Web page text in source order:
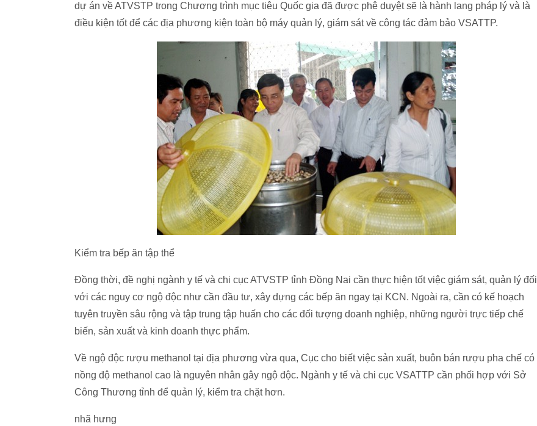
dự án về ATVSTP trong Chương trình mục tiêu Quốc gia đã được phê duyệt sẽ là hành lang pháp lý và là
điều kiện tốt để các địa phương kiện toàn bộ máy quản lý, giám sát về công tác đảm bảo VSATTP.
Kiểm tra bếp ăn tập thể
Đồng thời, đề nghị ngành y tế và chi cục ATVSTP tỉnh Đồng Nai cần thực hiện tốt việc giám sát, quản lý đối
với các nguy cơ ngộ độc như cần đầu tư, xây dựng các bếp ăn ngay tại KCN. Ngoài ra, cần có kế hoạch
tuyên truyền sâu rộng và tập trung tập huấn cho các đối tượng doanh nghiệp, những người trực tiếp chế
biến, sản xuất và kinh doanh thực phẩm.
Về ngộ độc rượu methanol tại địa phương vừa qua, Cục cho biết việc sản xuất, buôn bán rượu pha chế có
nồng độ methanol cao là nguyên nhân gây ngộ độc. Ngành y tế và chi cục VSATTP cần phối hợp với Sở
Công Thương tỉnh để quản lý, kiểm tra chặt hơn.
nhã hưng